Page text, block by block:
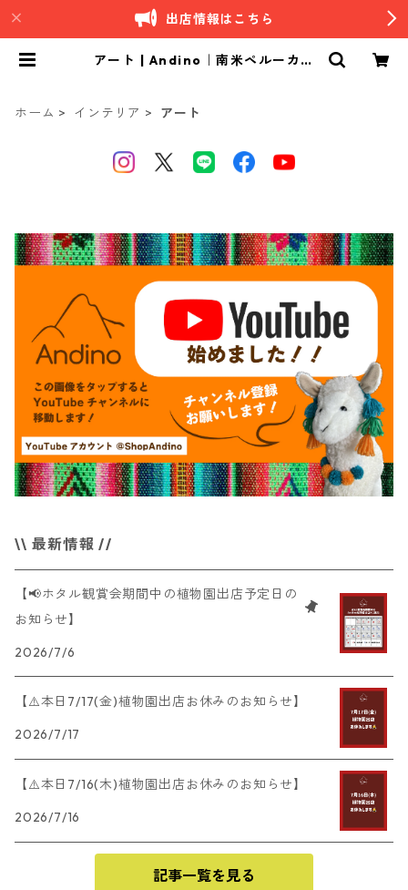
出店情報はこちら
アート | Andino｜南米ペルーカフ
ホーム インテリア アート
\\ 最新情報 //
【📢ホタル観賞会期間中の植物園出店予定日の
お知らせ】
2026/7/6
【⚠️本日7/17(金)植物園出店お休みのお知らせ】
2026/7/17
【⚠️本日7/16(木)植物園出店お休みのお知らせ】
2026/7/16
記事一覧を見る